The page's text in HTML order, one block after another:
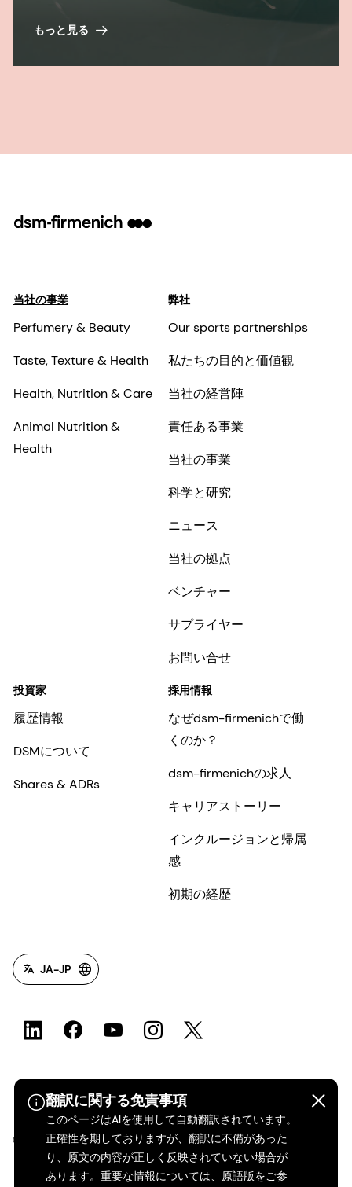
もっと見る
翻訳に関する免責事項
このページはAIを使用して自動翻訳されています。
正確性を期しておりますが、翻訳に不備があった
り、原文の内容が正しく反映されていない場合が
あります。重要な情報については、原語版をご参
当社の事業
Perfumery & Beauty
Taste, Texture & Health
Health, Nutrition & Care
Animal Nutrition &
Health
弊社
Our sports partnerships
私たちの目的と価値観
当社の経営陣
責任ある事業
当社の事業
科学と研究
ニュース
当社の拠点
ベンチャー
サプライヤー
お問い合せ
投資家
履歴情報
DSMについて
Shares & ADRs
採用情報
なぜdsm-firmenichで働
くのか？
dsm-firmenichの求人
キャリアストーリー
インクルージョンと帰属
感
初期の経歴
JA-JP
©2026 dsm-firmenich。無断転載・複製を禁じます。
プライバシーポリシー